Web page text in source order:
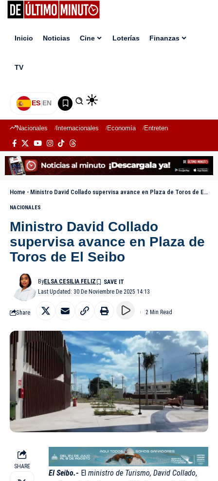
Inicio Noticias Cine Loterías Finanzas
TV
ES|EN
Nacionales Internacionales Economía Entretenimiento
Home - Ministro David Collado supervisa avance en Plaza de Toros de El Seibo
NACIONALES
Ministro David Collado
supervisa avance en Plaza de
Toros de El Seibo
Last Updated: 30 De Noviembre De 2025 14:13
ByELSA CESILIA FELIZ
Share 2 Min Read
SHARE
El Seibo.- El ministro de Turismo, David Collado,